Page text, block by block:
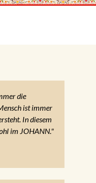
die
ist immer
In diesem
im JOHANN."